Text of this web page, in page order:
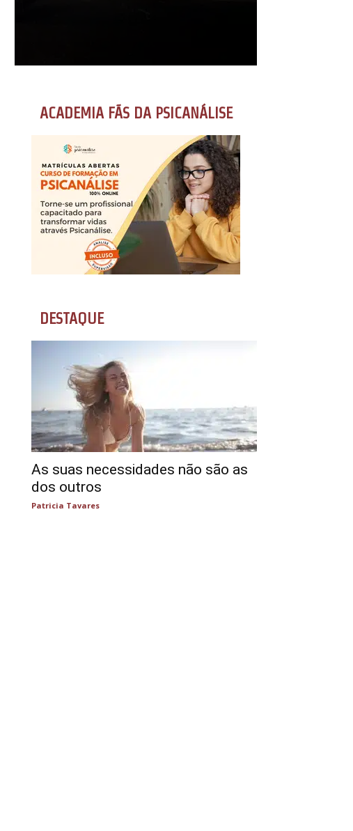
ACADEMIA FÃS DA PSICANÁLISE
DESTAQUE
As suas necessidades não são as
dos outros
Patricia Tavares